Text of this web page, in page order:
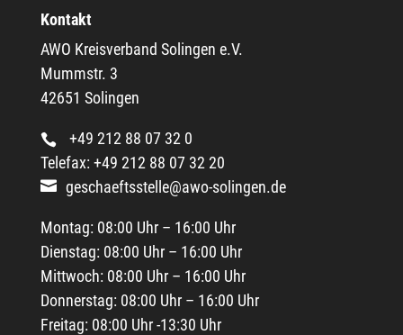
Kontakt
AWO Kreisverband Solingen e.V.
Mummstr. 3
42651 Solingen
+49 212 88 07 32 0
Telefax: +49 212 88 07 32 20
geschaeftsstelle@awo-solingen.de
Montag: 08:00 Uhr – 16:00 Uhr
Dienstag: 08:00 Uhr – 16:00 Uhr
Mittwoch: 08:00 Uhr – 16:00 Uhr
Donnerstag: 08:00 Uhr – 16:00 Uhr
Freitag: 08:00 Uhr -13:30 Uhr